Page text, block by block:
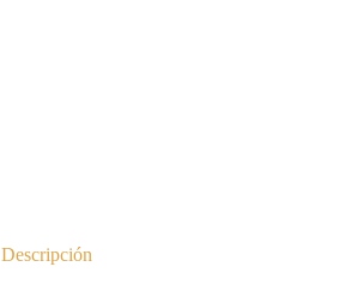
Descripción